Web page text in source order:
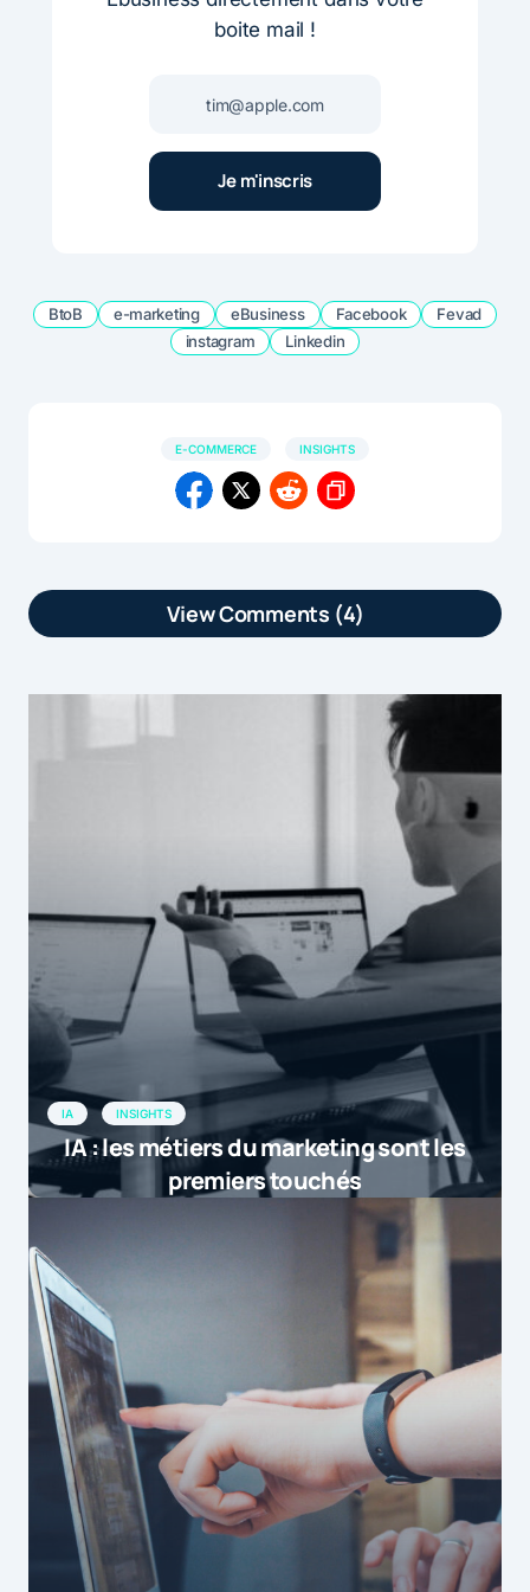
boite mail !
BtoB e-marketing eBusiness Facebook
Fevad
instagram
Linkedin
E-COMMERCE INSIGHTS
View Comments (4)
présence sociale des e-commerçants à
celle de l’ensemble des entreprises
françaises. Résultats : le e-commerce
[…] Une étude vient de comparer la
présence sociale des e-commerçants à
celle de l’ensemble des entreprises
françaises. […]
Les e-commerçants champions des r&eacute...
26 janvier 2016 at 19h28
[…] Désormais, la relation client passe
par un véritable dialogue avec ses
clients. En effet, les médias sociaux ont
redonné du pouvoir aux
consommateurs. Aujourd’hui, beaucoup
d’entre eux considèrent les pages
Facebook ou les comptes Twitter des
marques comme des espaces
privilégiés. D’ailleurs, la présence
sociale des e-commerçants est de plus
en plus importante. D’après une étude
réalisée par C-radar, sur 39 600
entreprises françaises qui ont une
activité e-commerce, 50 % d’entre
IA INSIGHTS
IA : les métiers du marketing sont les
premiers touchés